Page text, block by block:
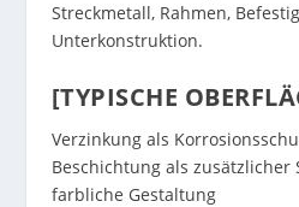
Streckmetall, Rahmen,
Unterkonstruktion.
[TYPISCHE
Verzinkung als
Beschichtung als zusätzlicher
farbliche Gestaltung